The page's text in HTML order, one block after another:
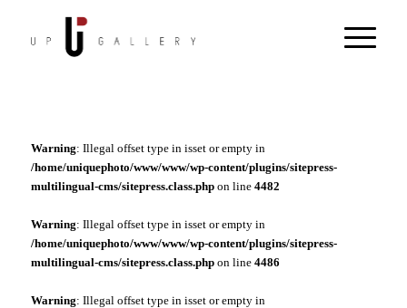
Warning: Illegal offset type in isset or empty in
/home/uniquephoto/www/www/wp-content/plugins/sitepress-
multilingual-cms/sitepress.class.phpon line 4482
Warning: Illegal offset type in isset or empty in
/home/uniquephoto/www/www/wp-content/plugins/sitepress-
multilingual-cms/sitepress.class.phpon line 4486
Warning: Illegal offset type in isset or empty in